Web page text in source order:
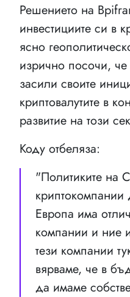
Решението на
инвестициите си в
ясно
изрично посочи,
засили своите
криптовалутите в
развитие на този
Коду отбеляза:
"Политиките на
криптокомпании
Европа има
компании и ние
тези компании
вярваме, че в
да имаме